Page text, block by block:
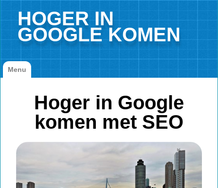
HOGER IN
GOOGLE KOMEN
Menu
Hoogste plaats?
Contact hogere plaatsing Google
Hoger in Google
komen met SEO